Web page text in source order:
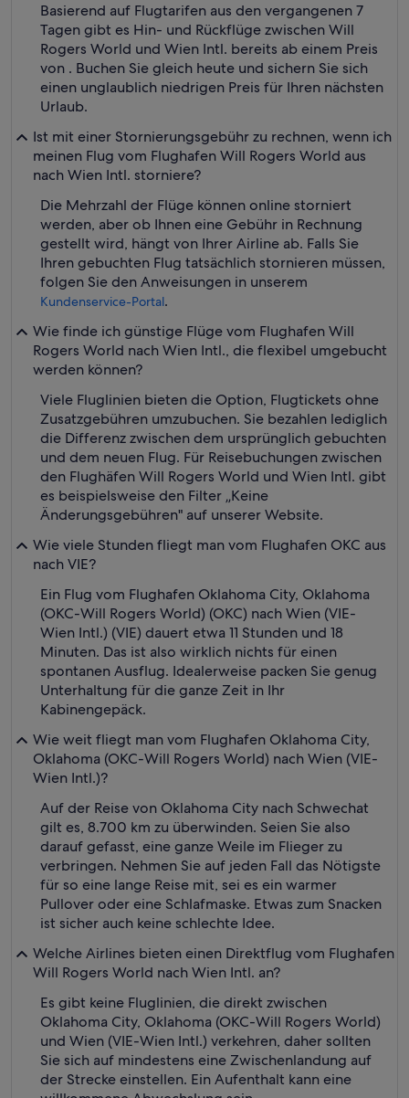
Basierend auf Flugtarifen aus den vergangenen 7
Tagen gibt es Hin- und Rückflüge zwischen Will
Rogers World und Wien Intl. bereits ab einem Preis
von . Buchen Sie gleich heute und sichern Sie sich
einen unglaublich niedrigen Preis für Ihren nächsten
Urlaub.
Ist mit einer Stornierungsgebühr zu rechnen, wenn ich
meinen Flug vom Flughafen Will Rogers World aus
nach Wien Intl. storniere?
Die Mehrzahl der Flüge können online storniert
werden, aber ob Ihnen eine Gebühr in Rechnung
gestellt wird, hängt von Ihrer Airline ab. Falls Sie
Ihren gebuchten Flug tatsächlich stornieren müssen,
folgen Sie den Anweisungen in unserem
Kundenservice-Portal.
Wie finde ich günstige Flüge vom Flughafen Will
Rogers World nach Wien Intl., die flexibel umgebucht
werden können?
Viele Fluglinien bieten die Option, Flugtickets ohne
Zusatzgebühren umzubuchen. Sie bezahlen lediglich
die Differenz zwischen dem ursprünglich gebuchten
und dem neuen Flug. Für Reisebuchungen zwischen
den Flughäfen Will Rogers World und Wien Intl. gibt
es beispielsweise den Filter „Keine
Änderungsgebühren" auf unserer Website.
Wie viele Stunden fliegt man vom Flughafen OKC aus
nach VIE?
Ein Flug vom Flughafen Oklahoma City, Oklahoma
(OKC-Will Rogers World) (OKC) nach Wien (VIE-
Wien Intl.) (VIE) dauert etwa 11 Stunden und 18
Minuten. Das ist also wirklich nichts für einen
spontanen Ausflug. Idealerweise packen Sie genug
Unterhaltung für die ganze Zeit in Ihr
Kabinengepäck.
Wie weit fliegt man vom Flughafen Oklahoma City,
Oklahoma (OKC-Will Rogers World) nach Wien (VIE-
Wien Intl.)?
Auf der Reise von Oklahoma City nach Schwechat
gilt es, 8.700 km zu überwinden. Seien Sie also
darauf gefasst, eine ganze Weile im Flieger zu
verbringen. Nehmen Sie auf jeden Fall das Nötigste
für so eine lange Reise mit, sei es ein warmer
Pullover oder eine Schlafmaske. Etwas zum Snacken
ist sicher auch keine schlechte Idee.
Welche Airlines bieten einen Direktflug vom Flughafen
Will Rogers World nach Wien Intl. an?
Es gibt keine Fluglinien, die direkt zwischen
Oklahoma City, Oklahoma (OKC-Will Rogers World)
und Wien (VIE-Wien Intl.) verkehren, daher sollten
Sie sich auf mindestens eine Zwischenlandung auf
der Strecke einstellen. Ein Aufenthalt kann eine